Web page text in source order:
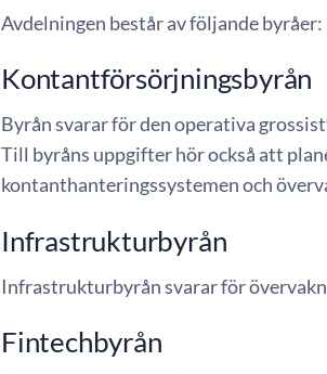
Avdelningen består av följande byråer:
Kontantförsörjningsbyrån
Byrån svarar för den operativa
Till byråns uppgifter hör också att
kontanthanteringssystemen och
Infrastrukturbyrån
Infrastrukturbyrån svarar för
Fintechbyrån